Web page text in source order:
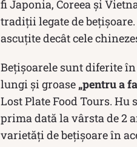
fi Japonia, Coreea și
tradiții legate de
ascuțite decât cele
Bețișoarele sunt diferite
lungi și groase „pentru a
Lost Plate Food Tours. Hu
prima dată la vârsta de 2
varietăți de bețișoare în